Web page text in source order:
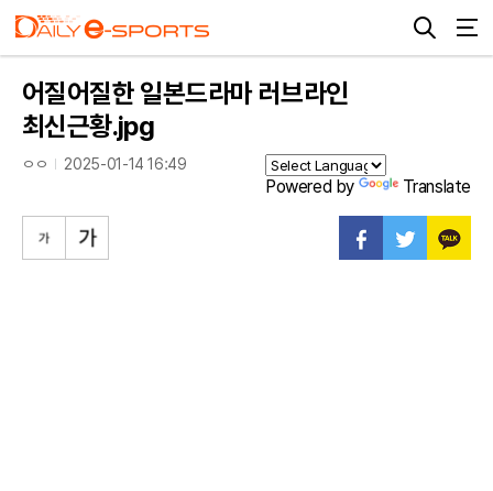
어질어질한 일본드라마 러브라인
최신근황.jpg
ㅇㅇ 2025-01-14 16:49
Powered by Translate